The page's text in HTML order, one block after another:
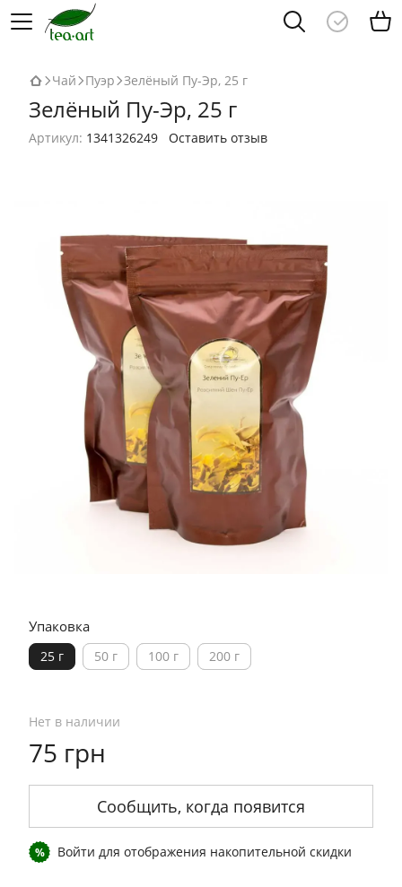
Чай Пуэр Зелёный Пу-Эр, 25 г
Зелёный Пу-Эр, 25 г
Артикул: 1341326249 Оставить отзыв
Упаковка
25 г 50 г 100 г 200 г
Нет в наличии
75 грн
Сообщить, когда появится
% Войти для отображения накопительной скидки